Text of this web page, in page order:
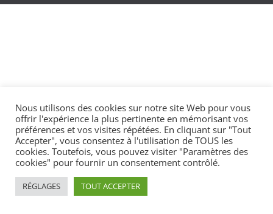
Nous utilisons des cookies sur notre site Web pour vous
offrir l'expérience la plus pertinente en mémorisant vos
préférences et vos visites répétées. En cliquant sur "Tout
Accepter", vous consentez à l'utilisation de TOUS les
cookies. Toutefois, vous pouvez visiter "Paramètres des
cookies" pour fournir un consentement contrôlé.
RÉGLAGES TOUT ACCEPTER